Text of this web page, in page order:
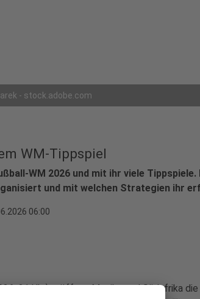
- stock.adobe.com
WM-Tippspiel
WM 2026 und mit ihr viele
und mit welchen Strategien ihr
06:00
21 Uhr) eröffnen Mexiko und Südafrika